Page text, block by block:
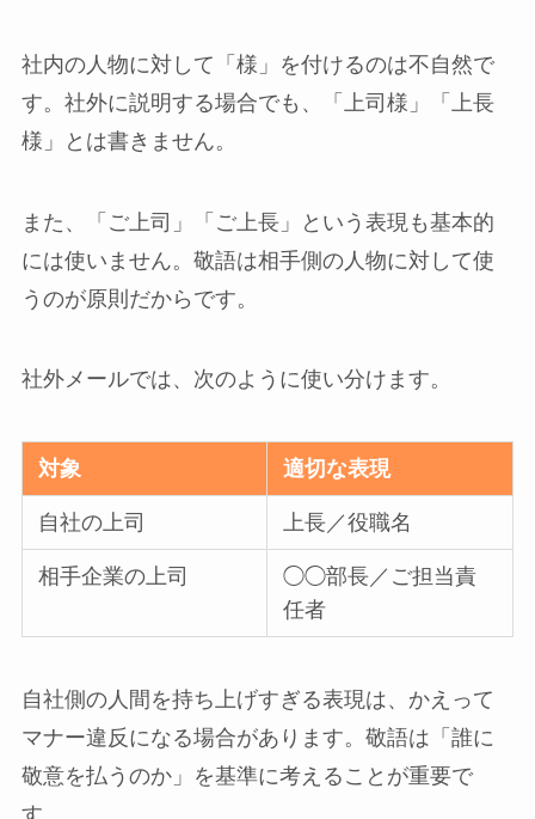
社内の人物に対して「様」を付けるのは不自然で
す。社外に説明する場合でも、「上司様」「上長
様」とは書きません。
また、「ご上司」「ご上長」という表現も基本的
には使いません。敬語は相手側の人物に対して使
うのが原則だからです。
社外メールでは、次のように使い分けます。
対象 適切な表現
自社の上司 上長／役職名
相手企業の上司
◯◯部長／ご担当責
任者
自社側の人間を持ち上げすぎる表現は、かえって
マナー違反になる場合があります。敬語は「誰に
敬意を払うのか」を基準に考えることが重要で